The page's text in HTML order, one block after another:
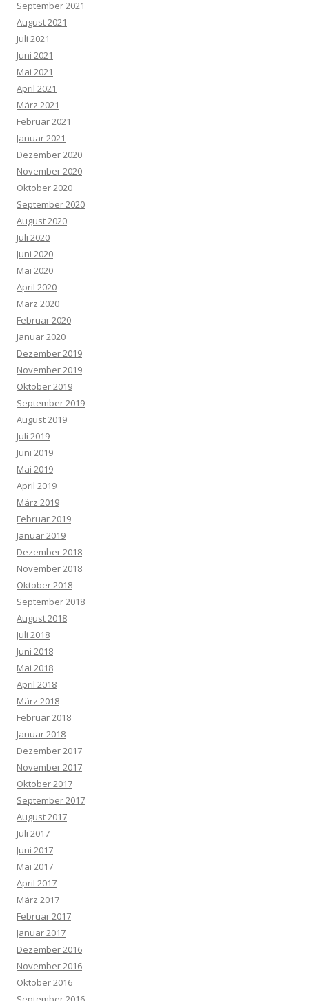
September 2021
August 2021
Juli 2021
Juni 2021
Mai 2021
April 2021
März 2021
Februar 2021
Januar 2021
Dezember 2020
November 2020
Oktober 2020
September 2020
August 2020
Juli 2020
Juni 2020
Mai 2020
April 2020
März 2020
Februar 2020
Januar 2020
Dezember 2019
November 2019
Oktober 2019
September 2019
August 2019
Juli 2019
Juni 2019
Mai 2019
April 2019
März 2019
Februar 2019
Januar 2019
Dezember 2018
November 2018
Oktober 2018
September 2018
August 2018
Juli 2018
Juni 2018
Mai 2018
April 2018
März 2018
Februar 2018
Januar 2018
Dezember 2017
November 2017
Oktober 2017
September 2017
August 2017
Juli 2017
Juni 2017
Mai 2017
April 2017
März 2017
Februar 2017
Januar 2017
Dezember 2016
November 2016
Oktober 2016